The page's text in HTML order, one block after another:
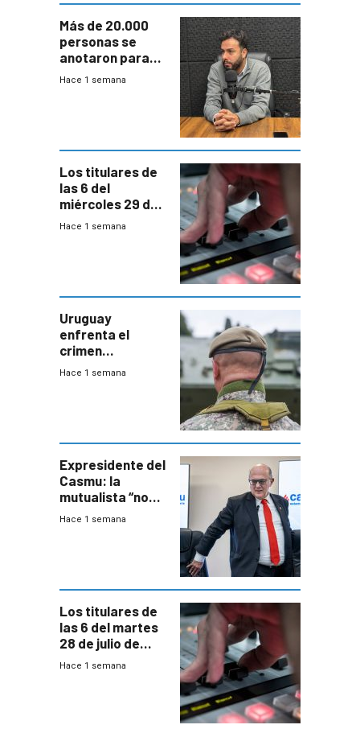
Más de 20.000
personas se
anotaron para
las pruebas
Hace 1 semana
Los titulares de
las 6 del
miércoles 29 de
julio de 2026
Hace 1 semana
Uruguay
enfrenta el
crimen
organizado con
seguridad
Hace 1 semana
Expresidente del
Casmu: la
mutualista “no
está para pagar”
Hace 1 semana
Los titulares de
las 6 del martes
28 de julio de
2026
Hace 1 semana